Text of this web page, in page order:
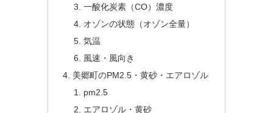
一酸化炭素（CO）濃度
オゾンの状態（オゾン全量）
気温
風速・風向き
美郷町のPM2.5・黄砂・エアロゾル
pm2.5
エアロゾル・黄砂